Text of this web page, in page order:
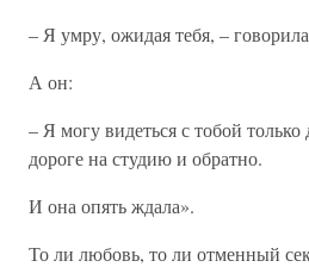
– Я умру, ожидая тебя, –
А он:
– Я могу видеться с тобой
дороге на студию и обратно.
И она опять ждала».
То ли любовь, то ли отменный